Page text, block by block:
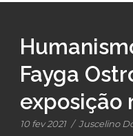
Fayga
exposição
10 fev 2021 / Juscelino